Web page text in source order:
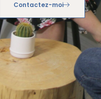
Contactez-moi